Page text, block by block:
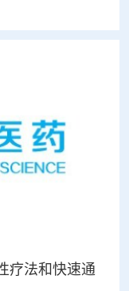
疗法和快速通